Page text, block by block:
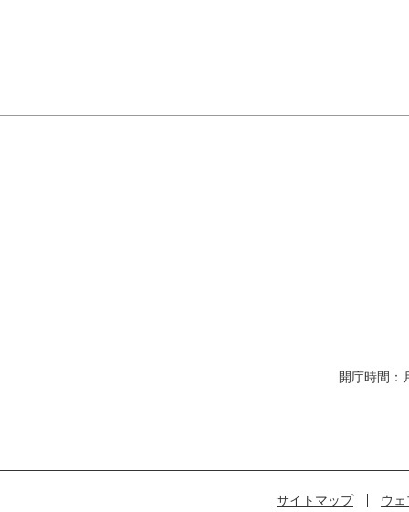
サイトマップ ウ
開庁時間：